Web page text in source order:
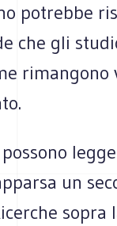
potrebbe
che gli
un